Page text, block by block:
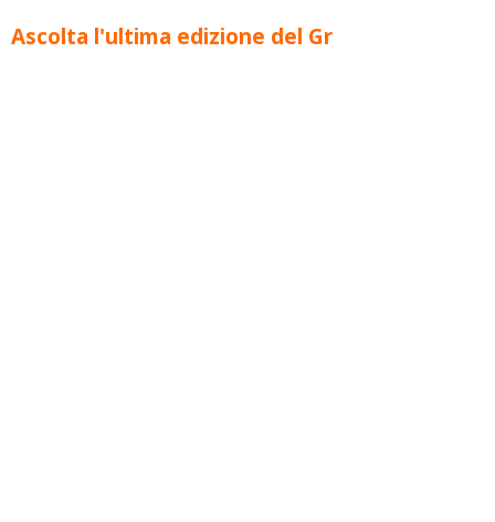
Ascolta l'ultima edizione del Gr